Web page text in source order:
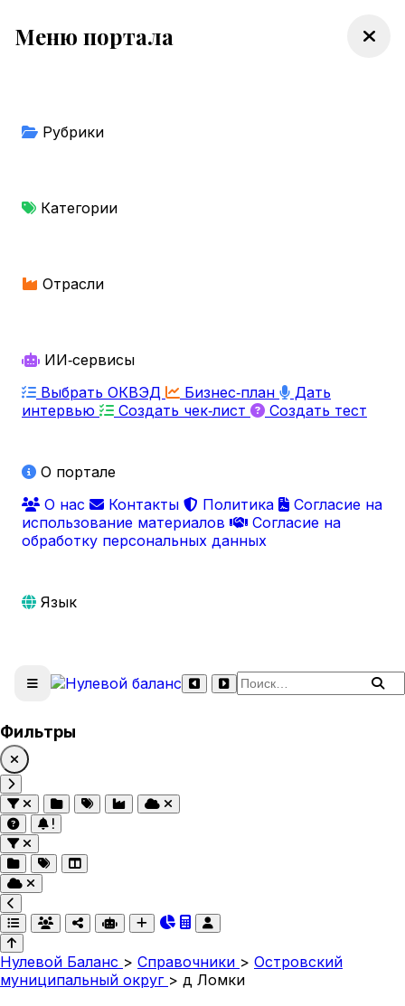
Меню портала
Рубрики
Категории
Отрасли
ИИ‑сервисы
Выбрать ОКВЭД
Бизнес‑план
Дать
интервью
Создать чек‑лист Создать тест
О портале
О нас
Контакты Политика
Согласие на
использование материалов
Согласие на
обработку персональных данных
Язык
Поиск по сайту
Фильтры
Нулевой Баланс > Справочники > Островский
муниципальный округ > д Ломки